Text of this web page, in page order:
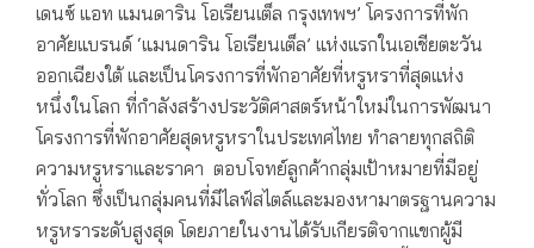
เดนซ์ แอท แมนดาริน โอเรียนเต็ล กรุงเทพฯ’ โครงการที่พัก
อาศัยแบรนด์ ‘แมนดาริน โอเรียนเต็ล’ แห่งแรกในเอเชียตะวัน
ออกเฉียงใต้ และเป็นโครงการที่พักอาศัยที่หรูหราที่สุดแห่ง
หนึ่งในโลก ที่กำลังสร้างประวัติศาสตร์หน้าใหม่ในการพัฒนา
โครงการที่พักอาศัยสุดหรูหราในประเทศไทย ทำลายทุกสถิติ
ความหรูหราและราคา ตอบโจทย์ลูกค้ากลุ่มเป้าหมายที่มีอยู่
ทั่วโลก ซึ่งเป็นกลุ่มคนที่มีไลฟ์สไตล์และมองหามาตรฐานความ
หรูหราระดับสูงสุด โดยภายในงานได้รับเกียรติจากแขกผู้มี